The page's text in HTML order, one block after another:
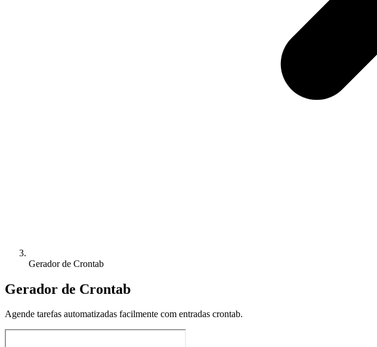
Gerador de Crontab
Gerador de Crontab
Agende tarefas automatizadas facilmente com entradas crontab.